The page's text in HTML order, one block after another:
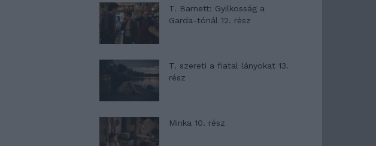
T. Barnett: Gyilkosság a
Garda-tónál 12. rész
T. szereti a fiatal lányokat 13.
rész
Minka 10. rész